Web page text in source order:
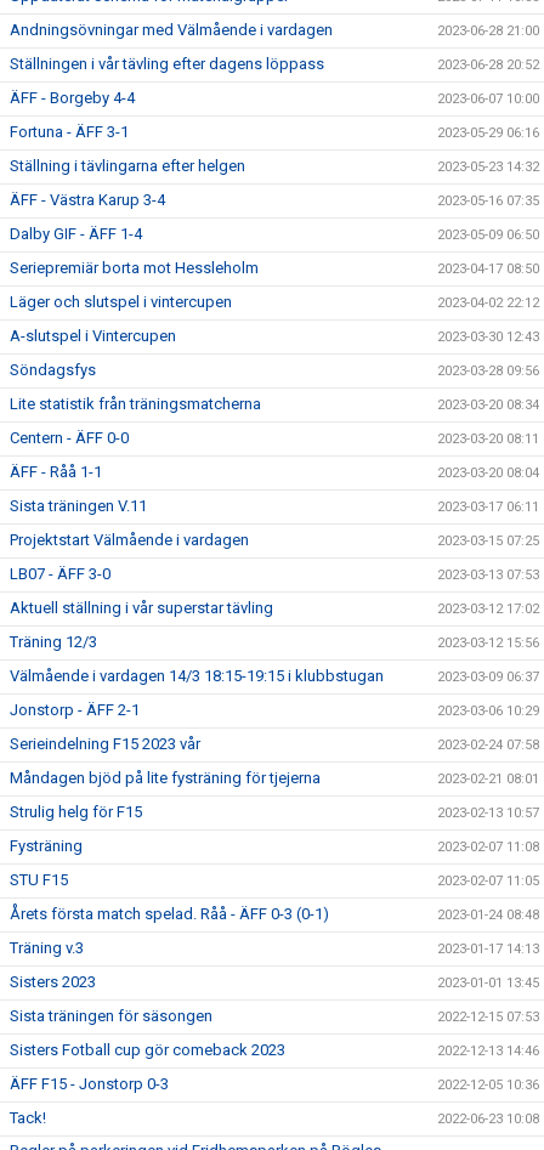
Andningsövningar med Välmående i vardagen 2023-06-28 21:00
Ställningen i vår tävling efter dagens löppass 2023-06-28 20:52
ÄFF - Borgeby 4-4 2023-06-07 10:00
Fortuna - ÄFF 3-1 2023-05-29 06:16
Ställning i tävlingarna efter helgen 2023-05-23 14:32
ÄFF - Västra Karup 3-4 2023-05-16 07:35
Dalby GIF - ÄFF 1-4 2023-05-09 06:50
Seriepremiär borta mot Hessleholm 2023-04-17 08:50
Läger och slutspel i vintercupen 2023-04-02 22:12
A-slutspel i Vintercupen 2023-03-30 12:43
Söndagsfys 2023-03-28 09:56
Lite statistik från träningsmatcherna 2023-03-20 08:34
Centern - ÄFF 0-0 2023-03-20 08:11
ÄFF - Råå 1-1 2023-03-20 08:04
Sista träningen V.11 2023-03-17 06:11
Projektstart Välmående i vardagen 2023-03-15 07:25
LB07 - ÄFF 3-0 2023-03-13 07:53
Aktuell ställning i vår superstar tävling 2023-03-12 17:02
Träning 12/3 2023-03-12 15:56
Välmående i vardagen 14/3 18:15-19:15 i klubbstugan 2023-03-09 06:37
Jonstorp - ÄFF 2-1 2023-03-06 10:29
Serieindelning F15 2023 vår 2023-02-24 07:58
Måndagen bjöd på lite fysträning för tjejerna 2023-02-21 08:01
Strulig helg för F15 2023-02-13 10:57
Fysträning 2023-02-07 11:08
STU F15 2023-02-07 11:05
Årets första match spelad. Råå - ÄFF 0-3 (0-1) 2023-01-24 08:48
Träning v.3 2023-01-17 14:13
Sisters 2023 2023-01-01 13:45
Sista träningen för säsongen 2022-12-15 07:53
Sisters Fotball cup gör comeback 2023 2022-12-13 14:46
ÄFF F15 - Jonstorp 0-3 2022-12-05 10:36
Tack! 2022-06-23 10:08